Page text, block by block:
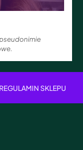
REGULAMIN SKLEPU